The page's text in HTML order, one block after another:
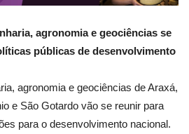
agronomia e geociências se
públicas de desenvolvimento
agronomia e geociências de Araxá,
e São Gotardo vão se reunir para
para o desenvolvimento nacional.